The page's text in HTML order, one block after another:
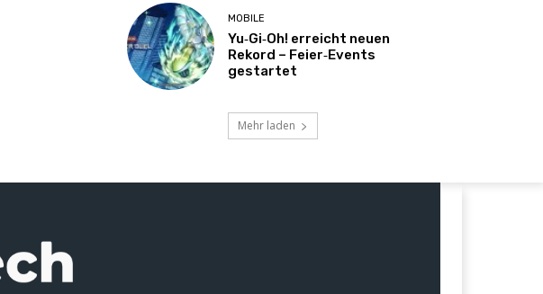
MOBILE
Yu‑Gi‑Oh! erreicht neuen
Rekord – Feier‑Events
gestartet
Mehr laden